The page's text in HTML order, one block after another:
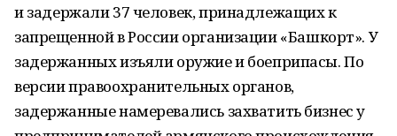
изадержали 37 человек, принадлежащих к
запрещенной вРоссии организации«Башкорт». У
задержанных изъяли оружие ибоеприпасы. По
версии правоохранительных органов,
задержанные намеревались захватить бизнес у